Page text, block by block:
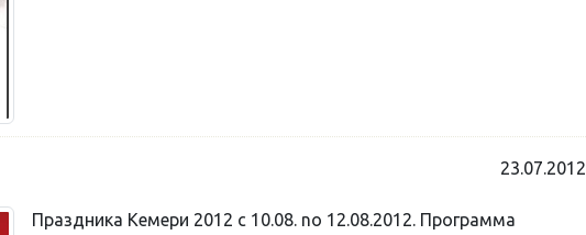
23.07.2012
Праздника Кемери 2012 c 10.08. no 12.08.2012. Программа